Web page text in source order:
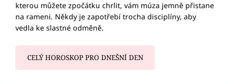
kterou můžete zpočátku chrlit, vám múza jemně přistane
na rameni. Někdy je zapotřebí trocha disciplíny, aby
vedla ke slastné odměně.
CELÝ HOROSKOP PRO DNEŠNÍ DEN